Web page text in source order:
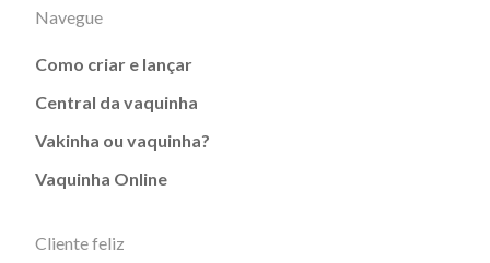
Navegue
Como criar e lançar
Central da vaquinha
Vakinha ou vaquinha?
Vaquinha Online
Cliente feliz